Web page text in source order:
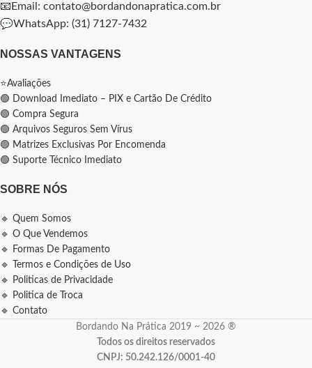
📧Email: contato@bordandonapratica.com.br
💬WhatsApp: (31) 7127-7432
NOSSAS VANTAGENS
⭐Avaliações
🟢 Download Imediato – PIX e Cartão De Crédito
🟢 Compra Segura
🟢 Arquivos Seguros Sem Vírus
🟢 Matrizes Exclusivas Por Encomenda
🟢 Suporte Técnico Imediato
SOBRE NÓS
🔹 Quem Somos
🔹 O Que Vendemos
🔹 Formas De Pagamento
🔹 Termos e Condições de Uso
🔹 Politicas de Privacidade
🔹 Politica de Troca
🔹 Contato
Bordando Na Prática 2019 ~ 2026 ®
Todos os direitos reservados
CNPJ: 50.242.126/0001-40